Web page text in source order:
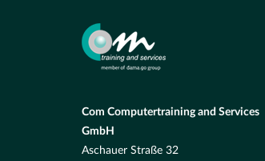
Com Computertraining and Services
GmbH
Aschauer Straße 32